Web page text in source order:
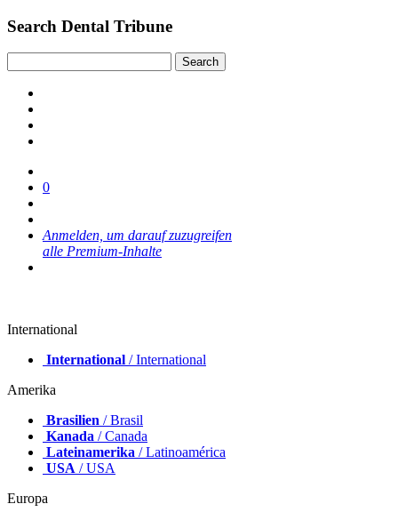
Search Dental Tribune
0
Anmelden, um darauf zuzugreifen
alle Premium-Inhalte
International
International / International
Amerika
Brasilien / Brasil
Kanada / Canada
Lateinamerika / Latinoamérica
USA / USA
Europa